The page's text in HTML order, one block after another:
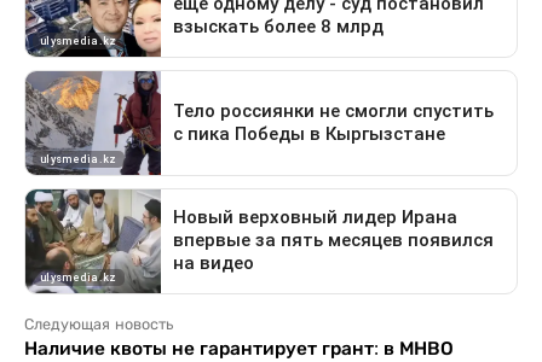
Следующая новость
Наличие квоты не гарантирует грант: в МНВО